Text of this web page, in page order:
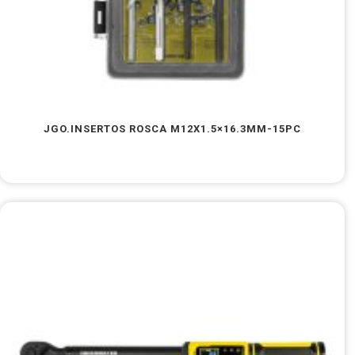
JGO.INSERTOS ROSCA M12X1.5×16.3MM-15PC